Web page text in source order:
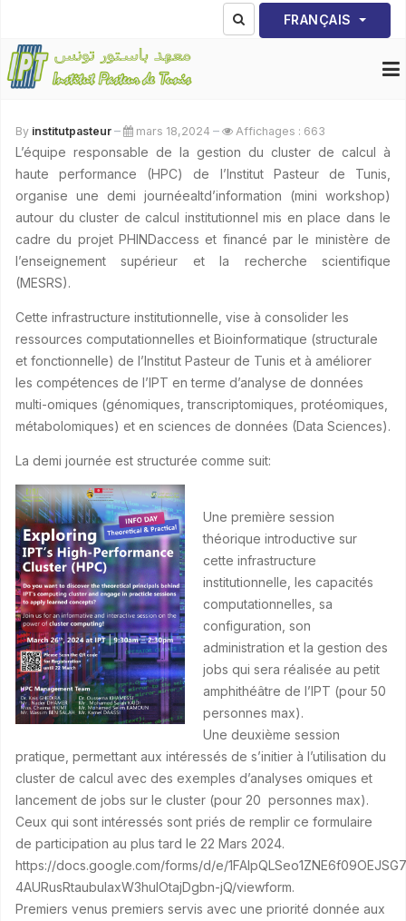
Sélectionnez votre
FRANÇAIS
By institutpasteur mars 18,2024 Affichages : 663
L’équipe responsable de la gestion du cluster de calcul à
haute performance (HPC) de l’Institut Pasteur de Tunis,
organise une demi journéealtd’information (mini workshop)
autour du cluster de calcul institutionnel mis en place dans le
cadre du projet PHINDaccess et financé par le ministère de
l’enseignement supérieur et la recherche scientifique
(MESRS).
Cette infrastructure institutionnelle, vise à consolider les
ressources computationnelles et Bioinformatique (structurale
et fonctionnelle) de l’Institut Pasteur de Tunis et à améliorer
les compétences de l’IPT en terme d’analyse de données
multi-omiques (génomiques, transcriptomiques, protéomiques,
métabolomiques) et en sciences de données (Data Sciences).
La demi journée est structurée comme suit:
Une première session
théorique introductive sur
cette infrastructure
institutionnelle, les capacités
computationnelles, sa
configuration, son
administration et la gestion des
jobs qui sera réalisée au petit
amphithéâtre de l’IPT (pour 50
personnes max).
Une deuxième session
pratique, permettant aux intéressés de s’initier à l’utilisation du
cluster de calcul avec des exemples d’analyses omiques et
lancement de jobs sur le cluster (pour 20 personnes max).
Ceux qui sont intéressés sont priés de remplir ce formulaire
de participation au plus tard le 22 Mars 2024.
https://docs.google.com/forms/d/e/
4AURusRtaubuIaxW3hulOtajDgbn-jQ/viewform.
Premiers venus premiers servis avec une priorité donnée aux